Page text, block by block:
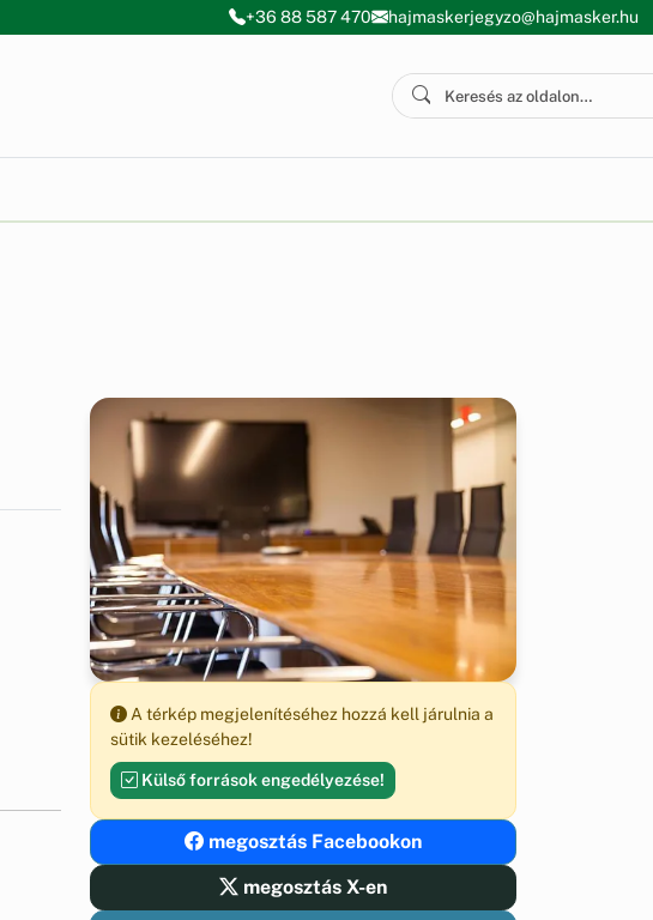
+36 88 587 470 hajmaskerjegyzo@hajmasker.hu
A térkép megjelenítéséhez hozzá kell járulnia a
sütik kezeléséhez!
Külső források engedélyezése!
megosztás Facebookon
megosztás X-en